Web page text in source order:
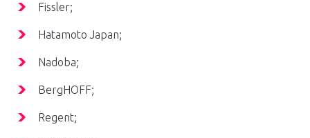
Fissler;
Hatamoto Japan;
Nadoba;
BergHOFF;
Regent;